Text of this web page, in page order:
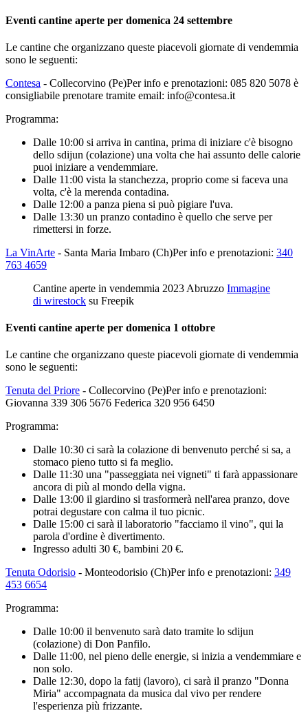
Eventi cantine aperte per domenica 24 settembre
Le cantine che organizzano queste piacevoli giornate di vendemmia
sono le seguenti:
Contesa - Collecorvino (Pe)Per info e prenotazioni: 085 820 5078 è
consigliabile prenotare tramite email: info@contesa.it
Programma:
Dalle 10:00 si arriva in cantina, prima di iniziare c'è bisogno
dello sdijun (colazione) una volta che hai assunto delle calorie
puoi iniziare a vendemmiare.
Dalle 11:00 vista la stanchezza, proprio come si faceva una
volta, c'è la merenda contadina.
Dalle 12:00 a panza piena si può pigiare l'uva.
Dalle 13:30 un pranzo contadino è quello che serve per
rimettersi in forze.
La VinArte - Santa Maria Imbaro (Ch)Per info e prenotazioni: 340
763 4659
Cantine aperte in vendemmia 2023 Abruzzo Immagine
di wirestock su Freepik
Eventi cantine aperte per domenica 1 ottobre
Le cantine che organizzano queste piacevoli giornate di vendemmia
sono le seguenti:
Tenuta del Priore - Collecorvino (Pe)Per info e prenotazioni:
Giovanna 339 306 5676 Federica 320 956 6450
Programma:
Dalle 10:30 ci sarà la colazione di benvenuto perché si sa, a
stomaco pieno tutto si fa meglio.
Dalle 11:30 una "passeggiata nei vigneti" ti farà appassionare
ancora di più al mondo della vigna.
Dalle 13:00 il giardino si trasformerà nell'area pranzo, dove
potrai degustare con calma il tuo picnic.
Dalle 15:00 ci sarà il laboratorio "facciamo il vino", qui la
parola d'ordine è divertimento.
Ingresso adulti 30 €, bambini 20 €.
Tenuta Odorisio - Monteodorisio (Ch)Per info e prenotazioni: 349
453 6654
Programma:
Dalle 10:00 il benvenuto sarà dato tramite lo sdijun
(colazione) di Don Panfilo.
Dalle 11:00, nel pieno delle energie, si inizia a vendemmiare e
non solo.
Dalle 12:30, dopo la fatij (lavoro), ci sarà il pranzo "Donna
Miria" accompagnata da musica dal vivo per rendere
l'esperienza più frizzante.